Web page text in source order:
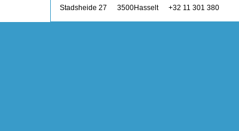
Stadsheide 27 3500Hasselt +32 11 301 380